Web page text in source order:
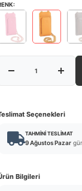
Seçenekleri
TAHMINI TESLIMAT
9 Ağustos Pazar
Bilgileri